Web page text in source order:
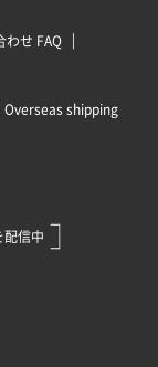
わせ FAQ
Overseas shipping